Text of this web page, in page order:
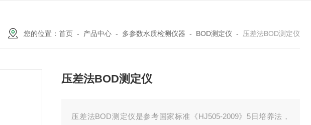
您的位置： 首页 - 产品中心 - 多参数水质检测仪器 - BOD测定仪 - 压差法BOD测定仪
压差法BOD测定仪
压差法BOD测定仪是参考国家标准《HJ505-2009》5日培养法，